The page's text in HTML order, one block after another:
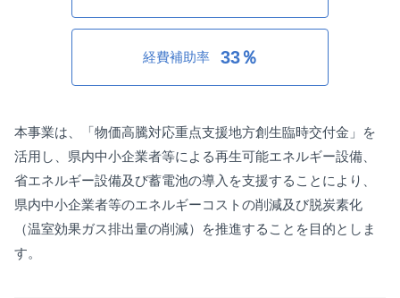
経費補助率 33％
本事業は、「物価高騰対応重点支援地方創生臨時交付金」を
活用し、県内中小企業者等による再生可能エネルギー設備、
省エネルギー設備及び蓄電池の導入を支援することにより、
県内中小企業者等のエネルギーコストの削減及び脱炭素化
（温室効果ガス排出量の削減）を推進することを目的としま
す。